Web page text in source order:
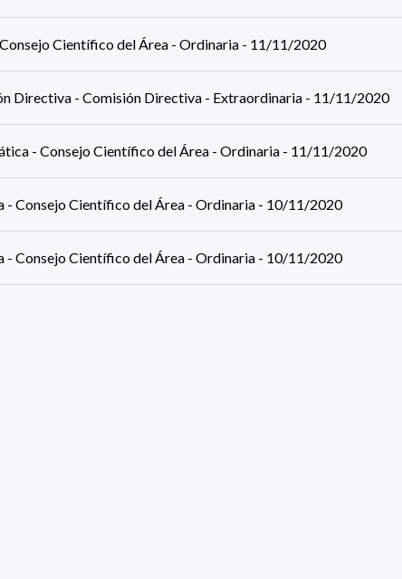
Científico del Área - Ordinaria - 11/11/2020
Directiva - Comisión Directiva - Extraordinaria - 11/11/2020
- Consejo Científico del Área - Ordinaria - 11/11/2020
- Consejo Científico del Área - Ordinaria - 10/11/2020
- Consejo Científico del Área - Ordinaria - 10/11/2020